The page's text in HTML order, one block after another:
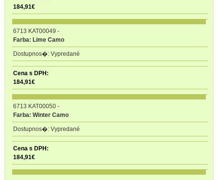
184,91€
6713 KAT00049 -
Farba: Lime Camo
Vypredané
184,91€
6713 KAT00050-
Farba: Winter Camo
Vypredané
184,91€